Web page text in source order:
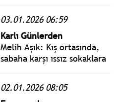
kalbinden dünyaya
düzeni, dünya düzeni
olamaz. Ya bu çılgınlığa
direnilecek ya da bu Trump
tepesine binecek!
03.01.2026 06:59
Karlı Günlerden
Melih Aşık: Kış ortasında,
sabaha karşı ıssız sokaklara
aklıma gelir...
02.01.2026 08:05